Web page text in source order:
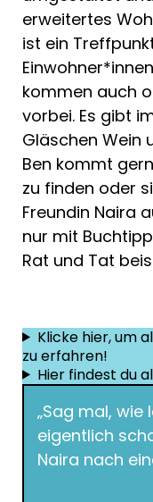
erweitertes
ist ein
kommen auch
vorbei. Es gibt
Gläschen Wein
Ben kommt
zu finden oder
Freundin Naira
nur mit
Rat und Tat
Klicke hier, um
zu erfahren!
Hier findest du
„Sag mal,
eigentlich
Naira nach